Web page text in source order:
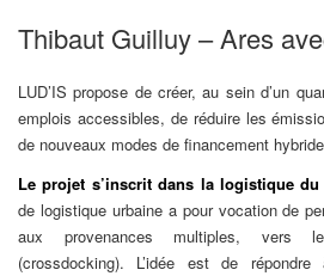
Thibaut Guilluy – Ares
LUD’IS propose de créer, au sein d’un
emplois accessibles, de réduire les
de nouveaux modes de financement
Le projet s’inscrit dans la logistique
de logistique urbaine a pour vocation de
aux provenances multiples, vers
(crossdocking). L’idée est de